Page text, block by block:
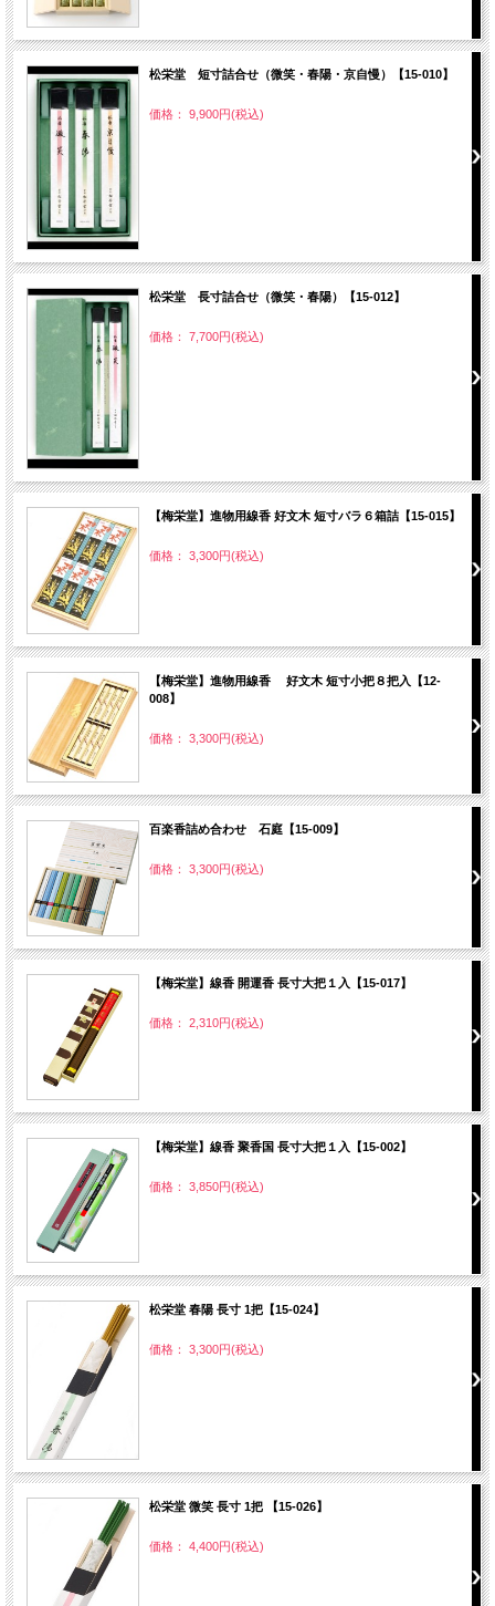
松栄堂 短寸詰合せ（微笑・春陽・京自慢）【15-010】
価格： 9,900円(税込)
松栄堂 長寸詰合せ（微笑・春陽）【15-012】
価格： 7,700円(税込)
【梅栄堂】進物用線香 好文木 短寸バラ６箱詰【15-015】
価格： 3,300円(税込)
【梅栄堂】進物用線香 好文木 短寸小把８把入【12-
008】
価格： 3,300円(税込)
百楽香詰め合わせ 石庭【15-009】
価格： 3,300円(税込)
【梅栄堂】線香 開運香 長寸大把１入【15-017】
価格： 2,310円(税込)
【梅栄堂】線香 聚香国 長寸大把１入【15-002】
価格： 3,850円(税込)
松栄堂 春陽 長寸 1把【15-024】
価格： 3,300円(税込)
松栄堂 微笑 長寸 1把 【15-026】
価格： 4,400円(税込)